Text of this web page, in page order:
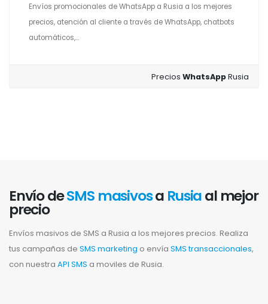
Envíos promocionales de WhatsApp a Rusia a los mejores
precios, atención al cliente a través de WhatsApp, chatbots
automáticos,...
PreciosWhatsAppRusia
Envío deSMS masivosa Rusiaal mejor
precio
Envíos masivos de SMS a Rusia a los mejores precios. Realiza
tus campañas de SMS marketing o envía SMS transaccionales,
con nuestra API SMS a moviles de Rusia.